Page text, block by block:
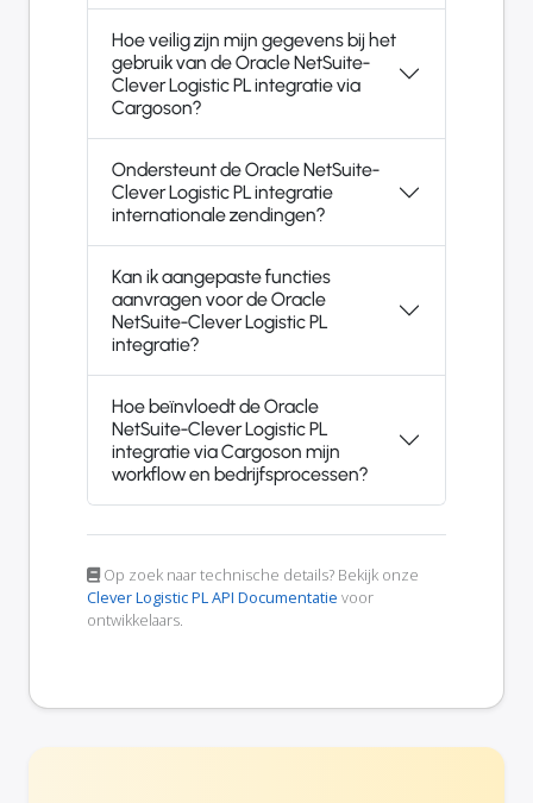
Hoe veilig zijn mijn gegevens bij het
gebruik van de Oracle NetSuite-
Clever Logistic PL integratie via
Cargoson?
Ondersteunt de Oracle NetSuite-
Clever Logistic PL integratie
internationale zendingen?
Kan ik aangepaste functies
aanvragen voor de Oracle
NetSuite-Clever Logistic PL
integratie?
Hoe beïnvloedt de Oracle
NetSuite-Clever Logistic PL
integratie via Cargoson mijn
workflow en bedrijfsprocessen?
Op zoek naar technische details? Bekijk onze
Clever Logistic PL API Documentatie voor
ontwikkelaars.